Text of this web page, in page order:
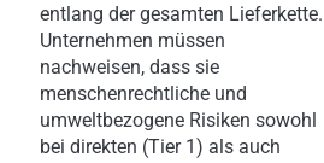
entlang der gesamten Lieferkette.
Unternehmen müssen
nachweisen, dass sie
menschenrechtliche und
umweltbezogene Risiken sowohl
bei direkten (Tier 1) als auch